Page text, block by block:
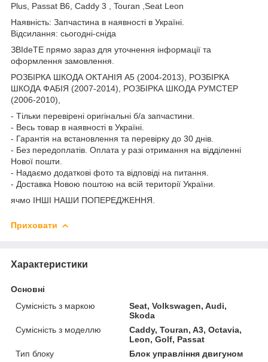
Plus, Passat B6, Caddy 3 , Touran ,Seat Leon
Наявність: Запчастина в наявності в Україні.
Відсилання: сьогодні-сніда
ЗВІdeТЕ прямо зараз для уточнення інформації та
оформлення замовлення.
РОЗБІРКА ШКОДА ОКТАНІЯ A5 (2004-2013), РОЗБІРКА
ШКОДА ФАБІЯ (2007-2014), РОЗБІРКА ШКОДА РУМСТЕР
(2006-2010),
- Тільки перевірені оригінальні б/а запчастини.
- Весь товар в наявності в Україні.
- Гарантія на встановлення та перевірку до 30 днів.
- Без передоплатів. Оплата у разі отримання на відділенні
Нової пошти.
- Надаємо додаткові фото та відповіді на питання.
- Доставка Новою поштою на всій території України.
ячмо ІНШІ НАШИ ПОПЕРЕДЖЕННЯ.
Приховати
Характеристики
Основні
Сумісність з маркою
Seat, Volkswagen, Audi,
Skoda
Сумісність з моделлю
Caddy, Touran, A3, Octavia,
Leon, Golf, Passat
Тип блоку
Блок управління двигуном